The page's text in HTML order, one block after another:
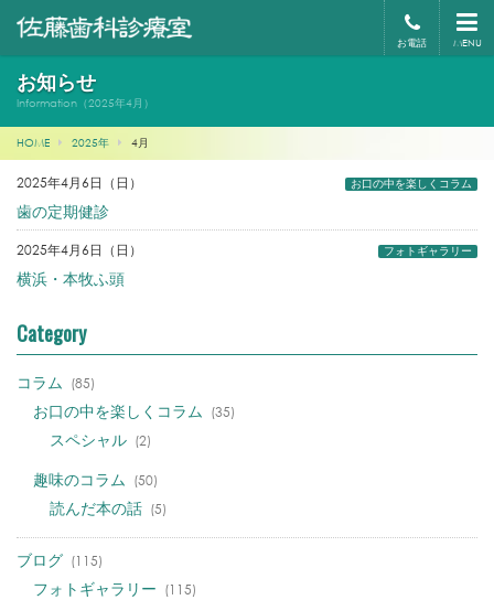
MENU
お電話
お知らせ
Information（2025年4月）
HOME 2025年 4月
2025年4月6日（日） お口の中を楽しくコラム
歯の定期健診
2025年4月6日（日） フォトギャラリー
横浜・本牧ふ頭
Category
コラム (85)
お口の中を楽しくコラム (35)
スペシャル (2)
趣味のコラム (50)
読んだ本の話 (5)
ブログ (115)
フォトギャラリー (115)